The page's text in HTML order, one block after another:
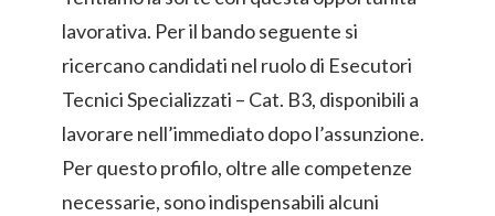
lavorativa. Per il bando seguente si
ricercano candidati nel ruolo di Esecutori
Tecnici Specializzati – Cat. B3, disponibili a
lavorare nell’immediato dopo l’assunzione.
Per questo profilo, oltre alle competenze
necessarie, sono indispensabili alcuni